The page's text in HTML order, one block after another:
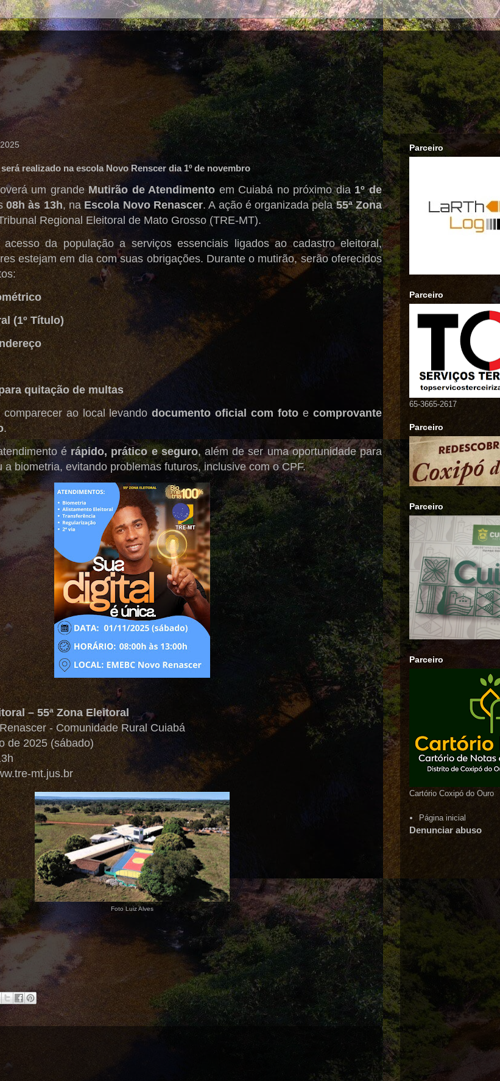
realizado na escola Novo Renscer dia 1º de novembro
um grandeMutirão de Atendimento em Cuiabá no próximo dia1º de
08h às 13h, naEscola Novo Renascer. A ação é organizada pela55ª Zona
Regional Eleitoral de Mato Grosso (TRE-MT).
da população a serviços essenciais ligados ao cadastro eleitoral,
estejam em dia com suas obrigações. Durante o mutirão, serão oferecidos
(1º Título)
quitação de multas
comparecer ao local levandodocumento oficial com foto ecomprovante
.
é rápido, prático e seguro, além de ser uma oportunidade para
a biometria, evitando problemas futuros, inclusive com o CPF.
– 55ª Zona Eleitoral
- Comunidade Rural Cuiabá
de 2025 (sábado)
mt.jus.br
Foto Luiz Alves
Parceiro
Parceiro
65-3665-2617
Parceiro
Parceiro
Parceiro
Cartório Coxipó do Ouro
Página inicial
Denunciar abuso